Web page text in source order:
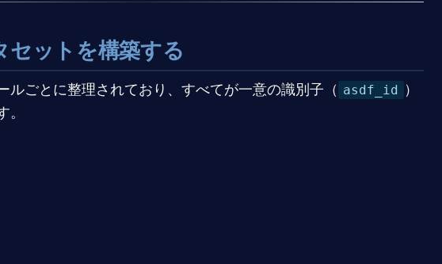
セットを構築する
ルごとに整理されており、すべてが一意の識別子（ asdf_id ）
。